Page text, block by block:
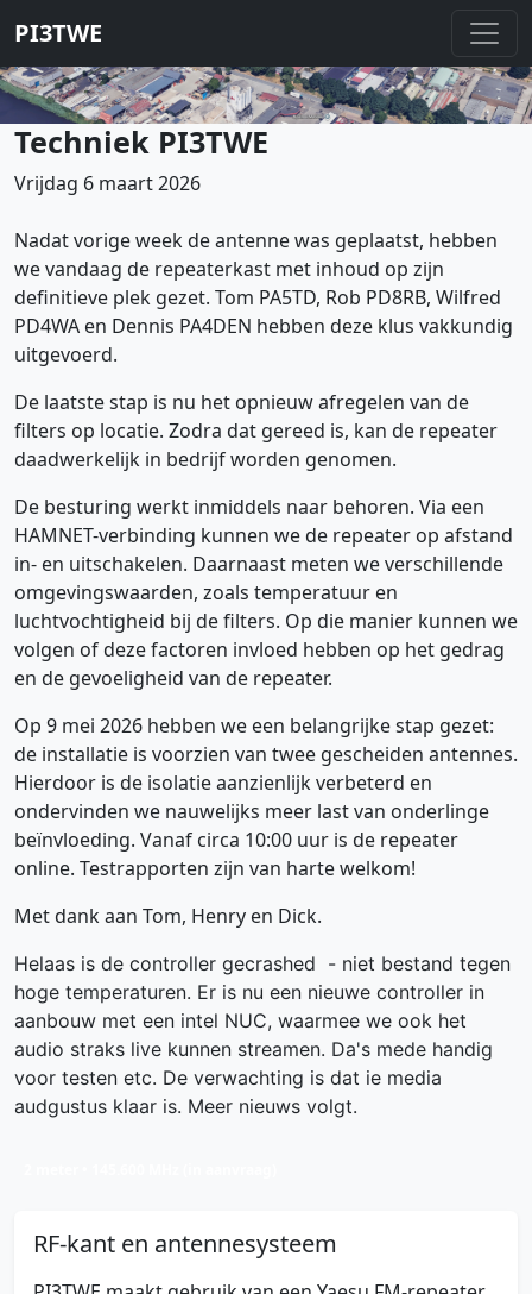
PI3TWE
Techniek PI3TWE
Vrijdag 6 maart 2026
Nadat vorige week de antenne was geplaatst, hebben
we vandaag de repeaterkast met inhoud op zijn
definitieve plek gezet. Tom PA5TD, Rob PD8RB, Wilfred
PD4WA en Dennis PA4DEN hebben deze klus vakkundig
uitgevoerd.
De laatste stap is nu het opnieuw afregelen van de
filters op locatie. Zodra dat gereed is, kan de repeater
daadwerkelijk in bedrijf worden genomen.
De besturing werkt inmiddels naar behoren. Via een
HAMNET-verbinding kunnen we de repeater op afstand
in- en uitschakelen. Daarnaast meten we verschillende
omgevingswaarden, zoals temperatuur en
luchtvochtigheid bij de filters. Op die manier kunnen we
volgen of deze factoren invloed hebben op het gedrag
en de gevoeligheid van de repeater.
Op 9 mei 2026 hebben we een belangrijke stap gezet:
de installatie is voorzien van twee gescheiden antennes.
Hierdoor is de isolatie aanzienlijk verbeterd en
ondervinden we nauwelijks meer last van onderlinge
beïnvloeding. Vanaf circa 10:00 uur is de repeater
online. Testrapporten zijn van harte welkom!
Met dank aan Tom, Henry en Dick.
Helaas is de controller gecrashed - niet bestand tegen
hoge temperaturen. Er is nu een nieuwe controller in
aanbouw met een intel NUC, waarmee we ook het
audio straks live kunnen streamen. Da's mede handig
voor testen etc. De verwachting is dat ie media
audgustus klaar is. Meer nieuws volgt.
RF-kant en antennesysteem